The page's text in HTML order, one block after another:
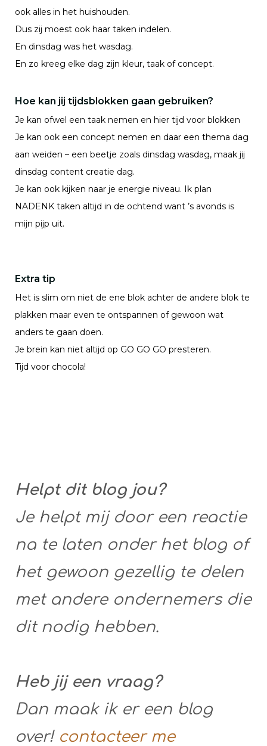
ook alles in het huishouden.
Dus zij moest ook haar taken indelen.
En dinsdag was het wasdag.
En zo kreeg elke dag zijn kleur, taak of concept.
Hoe kan jij tijdsblokken gaan gebruiken?
Je kan ofwel een taak nemen en hier tijd voor blokken
Je kan ook een concept nemen en daar een thema dag
aan weiden – een beetje zoals dinsdag wasdag, maak jij
dinsdag content creatie dag.
Je kan ook kijken naar je energie niveau. Ik plan
NADENK taken altijd in de ochtend want ’s avonds is
mijn pijp uit.
Extra tip
Het is slim om niet de ene blok achter de andere blok te
plakken maar even te ontspannen of gewoon wat
anders te gaan doen.
Je brein kan niet altijd op GO GO GO presteren.
Tijd voor chocola!
Helpt dit blog jou?
Je helpt mij door een reactie
na te laten onder het blog of
het gewoon gezellig te delen
met andere ondernemers die
dit nodig hebben.
Heb jij een vraag?
Dan maak ik er een blog
over! contacteer me